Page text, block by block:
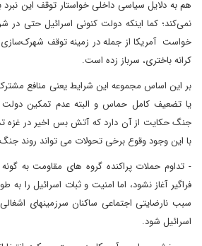
هم به دلایل سیاسی داخلی خواستار توقف این نبرد
نمی‌کند؛ کما اینکه دولت کنونی اسرائیل حتی در
خواست آمریکا از جمله در زمینه توقف
کرانه باختری، سرباز زده است.
بر این اساس مجموعه این شرایط یعنی منافع مشترک
یا تضعیف کامل حماس و البته عدم تمکین دولت
جنگ حکایت از آن دارد که آتش بس اخیر در غزه
با این وجود وقوع برخی تحولات می تواند روند جنگ
- تداوم حملات پراکنده گروه های مقاومت به
فراگیر آغاز نشود، اما امنیت و ثبات اسرائیل را
سبب نارضایتی اجتماعی ساکنان سرزمینهای
اسرائیل شود.